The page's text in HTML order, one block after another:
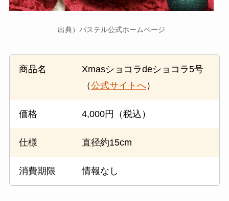
出典）パステル公式ホームページ
商品名
Xmasショコラdeショコラ5号
（公式サイトへ）
価格 4,000円（税込）
仕様 直径約15cm
消費期限 情報なし